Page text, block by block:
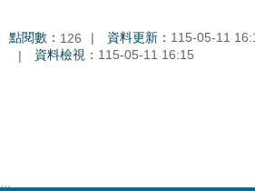
訊
點閱數： 126 資料更新： 115-05-11
資料檢視： 115-05-11 16:15